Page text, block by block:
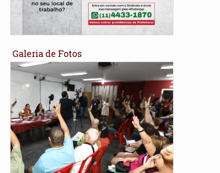
Galeria de Fotos